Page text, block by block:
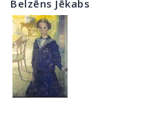
Belzēns Jēkabs